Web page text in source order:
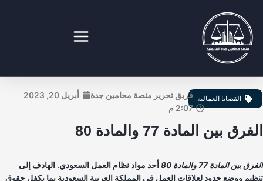
القضايا العمالية فريق تحرير منصة محامين جدة
أبريل 20, 2023
2:07 م
بين المادة 77 والمادة 80
بين المادة 77 والمادة 80
أحد مواد نظام العمل السعودي. الهادف إلى
ووضع حدود لعلاقات العمل في المملكة العربية السعودية بما يكفل حقوق